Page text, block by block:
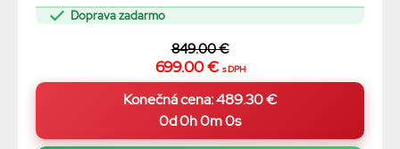
Doprava zadarmo
849.00 €
699.00 € s DPH
0d 0h 0m 0s